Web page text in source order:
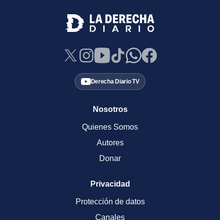
Derecha Diario TV
Nosotros
Quienes Somos
Autores
Donar
Privacidad
Protección de datos
Canales